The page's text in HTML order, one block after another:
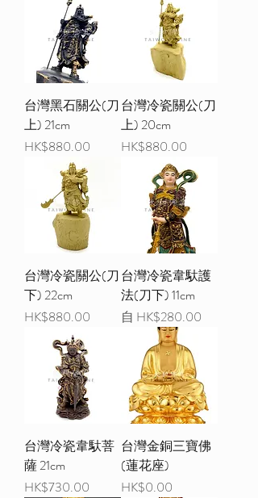
台灣黑石關公(刀
上) 21cm
價格
HK$880.00
台灣冷瓷關公(刀
上) 20cm
價格
HK$880.00
台灣冷瓷關公(刀
下) 22cm
價格
HK$880.00
台灣冷瓷韋馱護
法(刀下) 11cm
自 HK$280.00
促銷價格
台灣冷瓷韋馱菩
薩 21cm
價格
HK$730.00
台灣金銅三寶佛
(蓮花座)
價格
HK$0.00